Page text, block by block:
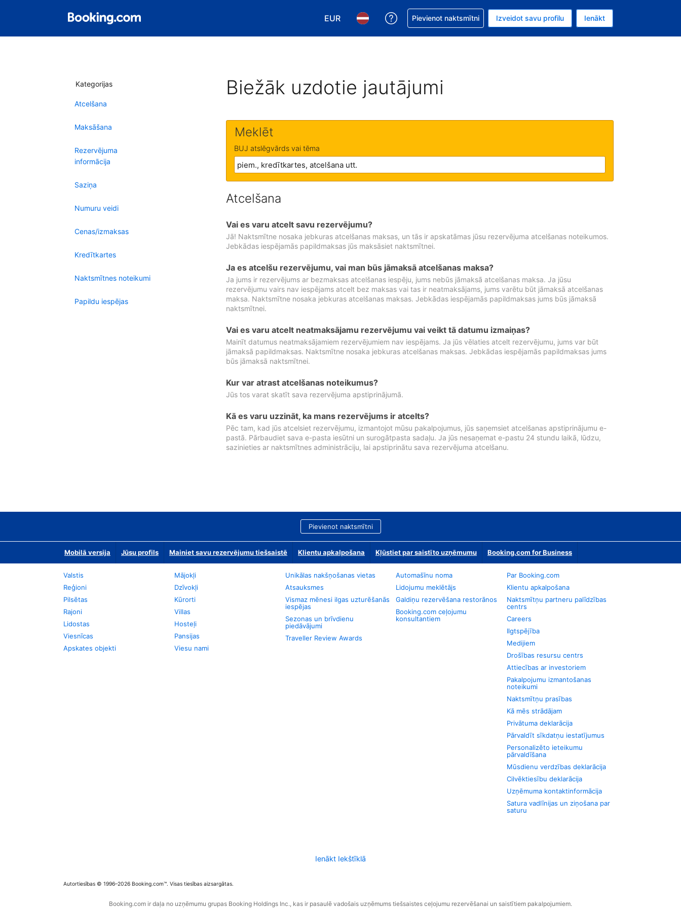
EUR
Izvēlēties valūtu. Jūsu pašreizējā valūta ir Eiro.
Izvēlēties valodu. Jūsu pašreizējā valoda ir Latviski.
Saņemiet palīdzību saistībā ar savu rezervējumu.
Pievienot naktsmītni Izveidot savu profilu Ienākt
Kategorijas
Atcelšana
Maksāšana
Rezervējuma
informācija
Saziņa
Numuru veidi
Cenas/izmaksas
Kredītkartes
Naktsmītnes noteikumi
Papildu iespējas
Biežāk uzdotie jautājumi
Meklēt
BUJ atslēgvārds vai tēma
Atcelšana
Vai es varu atcelt savu rezervējumu?
Jā! Naktsmītne nosaka jebkuras atcelšanas maksas, un tās ir apskatāmas jūsu rezervējuma atcelšanas noteikumos.
Jebkādas iespējamās papildmaksas jūs maksāsiet naktsmītnei.
Ja es atcelšu rezervējumu, vai man būs jāmaksā atcelšanas maksa?
Ja jums ir rezervējums ar bezmaksas atcelšanas iespēju, jums nebūs jāmaksā atcelšanas maksa. Ja jūsu
rezervējumu vairs nav iespējams atcelt bez maksas vai tas ir neatmaksājams, jums varētu būt jāmaksā atcelšanas
maksa. Naktsmītne nosaka jebkuras atcelšanas maksas. Jebkādas iespējamās papildmaksas jums būs jāmaksā
naktsmītnei.
Vai es varu atcelt neatmaksājamu rezervējumu vai veikt tā datumu izmaiņas?
Mainīt datumus neatmaksājamiem rezervējumiem nav iespējams. Ja jūs vēlaties atcelt rezervējumu, jums var būt
jāmaksā papildmaksas. Naktsmītne nosaka jebkuras atcelšanas maksas. Jebkādas iespējamās papildmaksas jums
būs jāmaksā naktsmītnei.
Kur var atrast atcelšanas noteikumus?
Jūs tos varat skatīt sava rezervējuma apstiprinājumā.
Kā es varu uzzināt, ka mans rezervējums ir atcelts?
Pēc tam, kad jūs atcelsiet rezervējumu, izmantojot mūsu pakalpojumus, jūs saņemsiet atcelšanas apstiprinājumu e-
pastā. Pārbaudiet sava e-pasta iesūtni un surogātpasta sadaļu. Ja jūs nesaņemat e-pastu 24 stundu laikā, lūdzu,
sazinieties ar naktsmītnes administrāciju, lai apstiprinātu sava rezervējuma atcelšanu.
Pievienot naktsmītni
Mobilā versija Jūsu profils Mainiet savu rezervējumu tiešsaistē Klientu apkalpošana Kļūstiet par saistīto uzņēmumu Booking.com for Business
Valstis
Reģioni
Pilsētas
Rajoni
Lidostas
Viesnīcas
Apskates objekti
Mājokļi
Dzīvokļi
Kūrorti
Villas
Hosteļi
Pansijas
Viesu nami
Unikālas nakšņošanas vietas
Atsauksmes
Vismaz mēnesi ilgas uzturēšanās
iespējas
Sezonas un brīvdienu
piedāvājumi
Traveller Review Awards
Automašīnu noma
Lidojumu meklētājs
Galdiņu rezervēšana restorānos
Booking.com ceļojumu
konsultantiem
Par Booking.com
Klientu apkalpošana
Naktsmītņu partneru palīdzības
centrs
Careers
Ilgtspējība
Medijiem
Drošības resursu centrs
Attiecības ar investoriem
Pakalpojumu izmantošanas
noteikumi
Naktsmītņu prasības
Kā mēs strādājam
Privātuma deklarācija
Pārvaldīt sīkdatņu iestatījumus
Personalizēto ieteikumu
pārvaldīšana
Mūsdienu verdzības deklarācija
Cilvēktiesību deklarācija
Uzņēmuma kontaktinformācija
Satura vadlīnijas un ziņošana par
saturu
Ienākt Iekštīklā
Autortiesības © 1996–2026 Booking.com™. Visas tiesības aizsargātas.
Booking.com ir daļa no uzņēmumu grupas Booking Holdings Inc., kas ir pasaulē vadošais uzņēmums tiešsaistes ceļojumu rezervēšanai un saistītiem pakalpojumiem.